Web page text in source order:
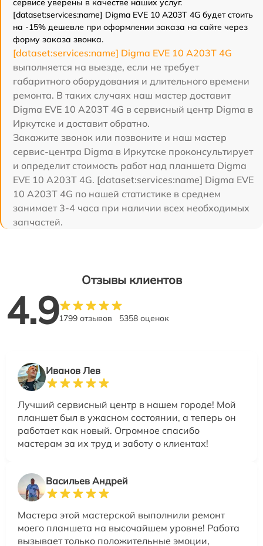
сервисе уверены в качестве наших услуг.
[dataset:services:name] Digma EVE 10 A203T 4G будет стоить
на -15% дешевле при оформлении заказа на сайте через
форму заказа звонка.
[dataset:services:name] Digma EVE 10 A203T 4G
выполняется на выезде, если не требует
габаритного оборудования и длительного времени
ремонта. В таких случаях наш мастер доставит
Digma EVE 10 A203T 4G в сервисный центр Digma в
Иркутске и доставит обратно.
Закажите звонок или позвоните и наш мастер
сервис-центра Digma в Иркутске проконсультирует
и определит стоимость работ над планшета Digma
EVE 10 A203T 4G. [dataset:services:name] Digma EVE
10 A203T 4G по нашей статистике в среднем
занимает 3-4 часа при наличии всех необходимых
запчастей.
Отзывы клиентов
4.91799 отзывов 5358 оценок
Иванов Лев
Лучший сервисный центр в нашем городе! Мой
планшет был в ужасном состоянии, а теперь он
работает как новый. Огромное спасибо
мастерам за их труд и заботу о клиентах!
Васильев Андрей
Мастера этой мастерской выполнили ремонт
моего планшета на высочайшем уровне! Работа
вызывает только положительные эмоции,